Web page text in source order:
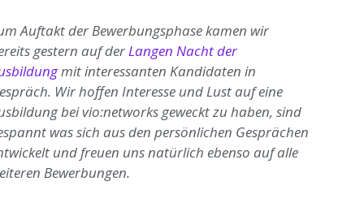
Auftakt der Bewerbungsphase kamen wir
gestern auf derLangen Nacht der
mit interessanten Kandidaten in
Wir hoffen Interesse und Lust auf eine
bei vio:networks geweckt zu haben, sind
was sich aus den persönlichen Gesprächen
und freuen uns natürlich ebenso auf alle
Bewerbungen.